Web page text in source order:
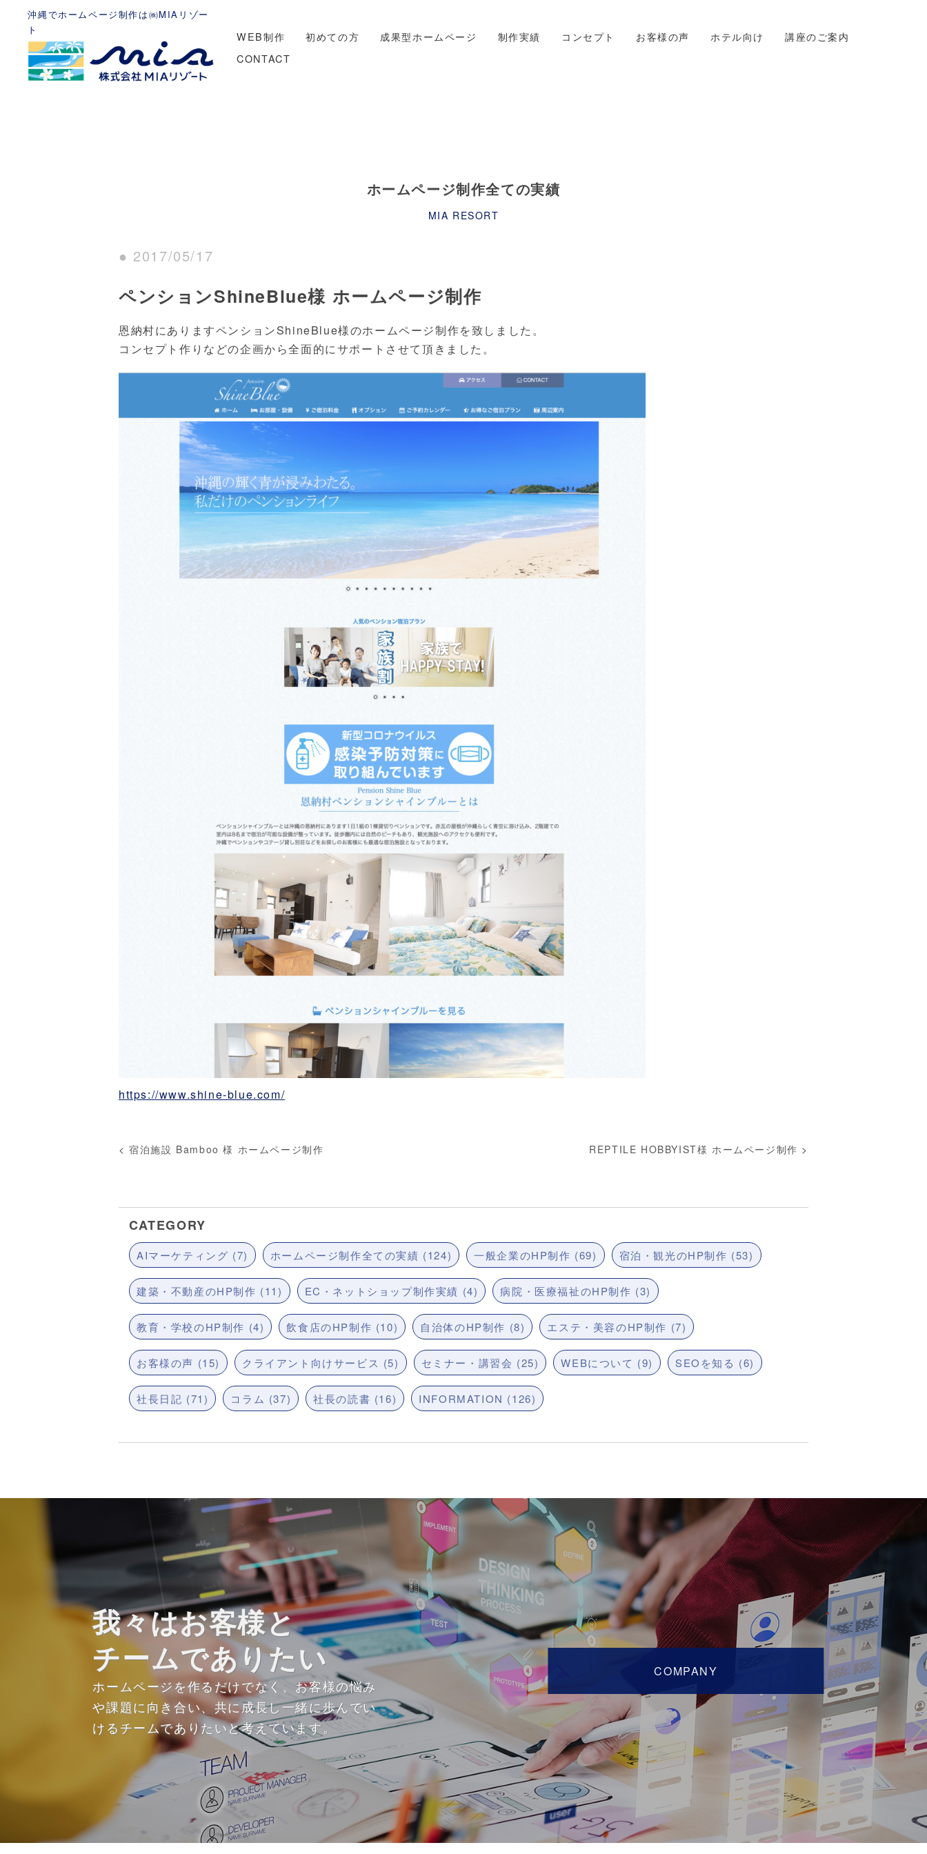
沖縄でホームページ制作は㈱MIAリゾー
ト
WEB制作 初めての方 成果型ホームページ 制作実績 コンセプト お客様の声 ホテル向け
講座のご案内
CONTACT
ホームページ制作全ての実績
MIA RESORT
● 2017/05/17
ペンションShineBlue様 ホームページ制作
恩納村にありますペンションShineBlue様のホームページ制作を致しました。
コンセプト作りなどの企画から全面的にサポートさせて頂きました。
https://www.shine-blue.com/
<宿泊施設 Bamboo 様 ホームページ制作 REPTILE HOBBYIST様 ホームページ制作 >
CATEGORY
AIマーケティング (7) ホームページ制作全ての実績 (124) 一般企業のHP制作 (69) 宿泊・観光のHP制作 (53)
建築・不動産のHP制作 (11) EC・ネットショップ制作実績 (4) 病院・医療福祉のHP制作 (3)
教育・学校のHP制作 (4) 飲食店のHP制作 (10) 自治体のHP制作 (8) エステ・美容のHP制作 (7)
お客様の声 (15) クライアント向けサービス (5) セミナー・講習会 (25) WEBについて (9) SEOを知る (6)
社長日記 (71) コラム (37) 社長の読書 (16) INFORMATION (126)
我々はお客様と
チームでありたい
ホームページを作るだけでなく、お客様の悩み
や課題に向き合い、共に成長し一緒に歩んでい
けるチームでありたいと考えています。
COMPANY